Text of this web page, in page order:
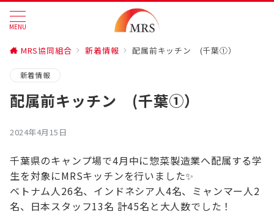
MENU
MRS協同組合 新着情報 配属前キッチン (千葉①）
新着情報
配属前キッチン (千葉①）
2024年4月15日
千葉県のキャンプ場で4月中に惣菜製造業へ配属する学
生を対象にMRSキッチンを行いました✨
ベトナム人26名、インドネシア人4名、ミャンマー人2
名、日本スタッフ13名 計45名と大人数でした！